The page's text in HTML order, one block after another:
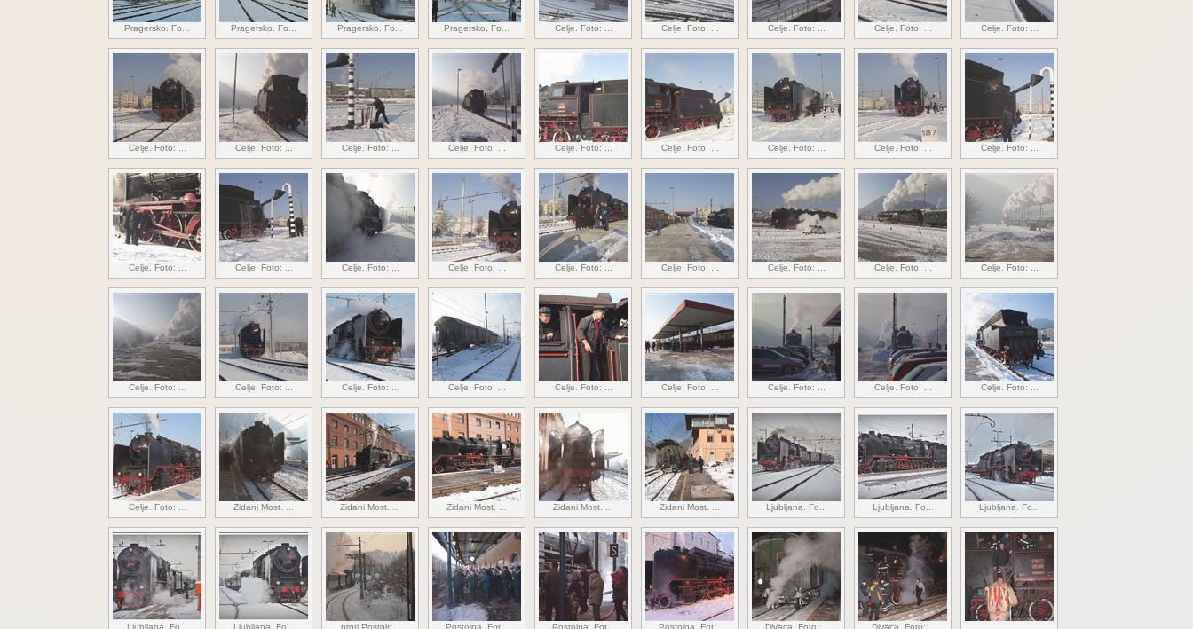
Pragersko. Fo... Pragersko. Fo... Pragersko. Fo... Pragersko. Fo... Celje. Foto: ... Celje. Foto: ... Celje. Foto: ... Celje. Foto: ... Celje. Foto: ...
Celje. Foto: ... Celje. Foto: ... Celje. Foto: ... Celje. Foto: ... Celje. Foto: ... Celje. Foto: ... Celje. Foto: ... Celje. Foto: ... Celje. Foto: ...
Celje. Foto: ... Celje. Foto: ... Celje. Foto: ... Celje. Foto: ... Celje. Foto: ... Celje. Foto: ... Celje. Foto: ... Celje. Foto: ... Celje. Foto: ...
Celje. Foto: ... Celje. Foto: ... Celje. Foto: ... Celje. Foto: ... Celje. Foto: ... Celje. Foto: ... Celje. Foto: ... Celje. Foto: ... Celje. Foto: ...
Celje. Foto: ... Zidani Most. ... Zidani Most. ... Zidani Most. ... Zidani Most. ... Zidani Most. ... Ljubljana. Fo... Ljubljana. Fo... Ljubljana. Fo...